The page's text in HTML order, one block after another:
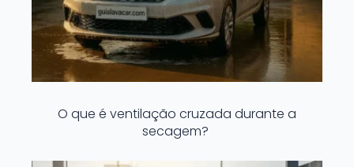
O que é ventilação cruzada durante a
secagem?